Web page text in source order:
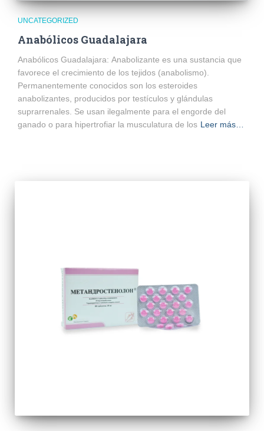
UNCATEGORIZED
Anabólicos Guadalajara
Anabólicos Guadalajara: Anabolizante es una sustancia que
favorece el crecimiento de los tejidos (anabolismo).
Permanentemente conocidos son los esteroides
anabolizantes, producidos por testículos y glándulas
suprarrenales. Se usan ilegalmente para el engorde del
ganado o para hipertrofiar la musculatura de los Leer más…